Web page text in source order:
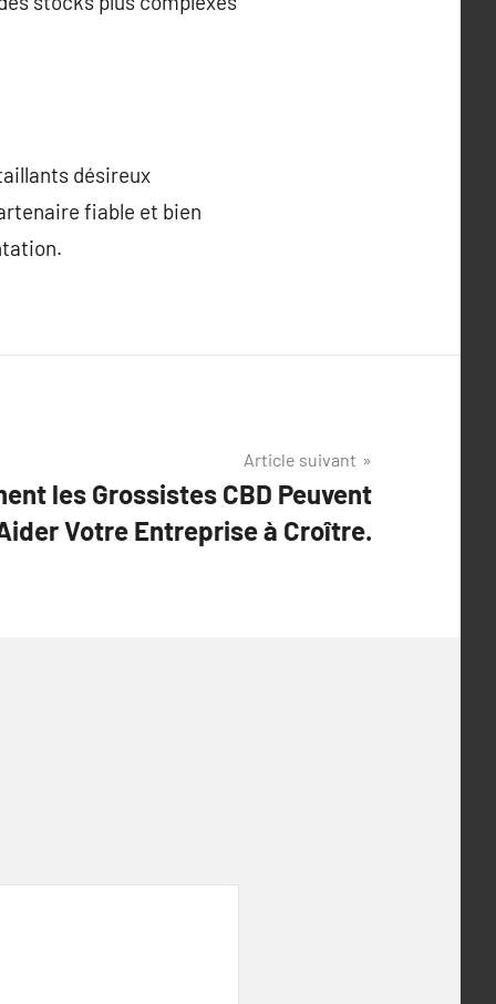
désireux
fiable et bien
Article suivant
les Grossistes CBD Peuvent
Votre Entreprise à Croître.